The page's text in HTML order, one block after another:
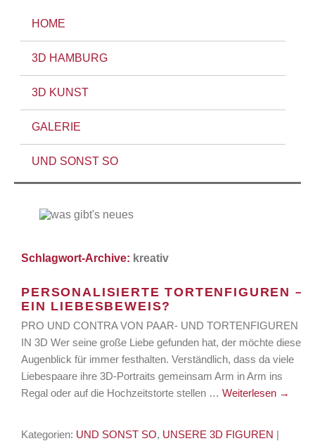
HOME
3D HAMBURG
3D KUNST
GALERIE
UND SONST SO
Schlagwort-Archive: kreativ
PERSONALISIERTE TORTENFIGUREN –
EIN LIEBESBEWEIS?
PRO UND CONTRA VON PAAR- UND TORTENFIGUREN
IN 3D Wer seine große Liebe gefunden hat, der möchte diesen
Augenblick für immer festhalten. Verständlich, dass da viele
Liebespaare ihre 3D-Portraits gemeinsam Arm in Arm ins
Regal oder auf die Hochzeitstorte stellen …Weiterlesen →
Kategorien: UND SONST SO, UNSERE 3D FIGUREN |